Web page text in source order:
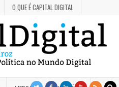
O QUE É CAPITAL DIGITAL